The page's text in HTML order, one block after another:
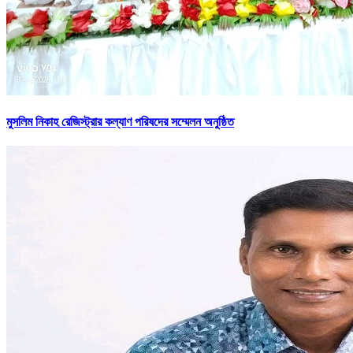
মুসলিম নিকাহ রেজিস্ট্রার কল্যাণ পরিষদের সম্মেলন অনুষ্ঠিত